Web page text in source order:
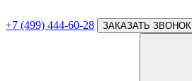
+7 (499) 444-60-28 ЗАКАЗАТЬ ЗВОНОК